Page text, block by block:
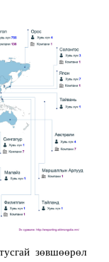
зөвшөөрөл